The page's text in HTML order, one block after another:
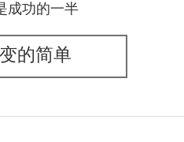
成功的一半
的简单